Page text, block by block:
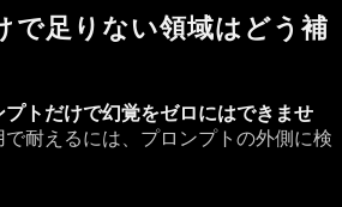
で足りない領域はどう補
プトだけで幻覚をゼロにはできませ
で耐えるには、プロンプトの外側に検